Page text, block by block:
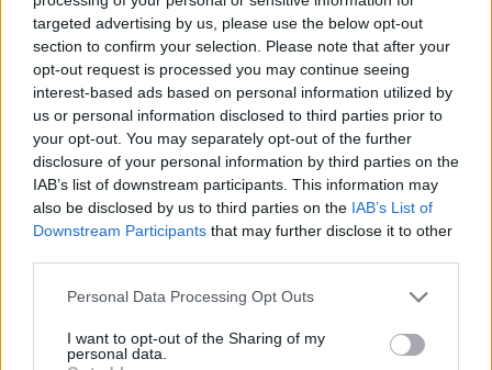
targeted advertising by us, please use the below opt-out
section to confirm your selection. Please note that after your
opt-out request is processed you may continue seeing
interest-based ads based on personal information utilized by
us or personal information disclosed to third parties prior to
your opt-out. You may separately opt-out of the further
disclosure of your personal information by third parties on the
IAB’s list of downstream participants. This information may
also be disclosed by us to third parties on the IAB’s List of
Downstream Participants that may further disclose it to other
Personal Data Processing Opt Outs
I want to opt-out of the Sharing of my
personal data.
Blaumut lidera el cartell musical de les
Festes
31 de juliol de 2026
Caçadors de subvencions
30 de juliol de 2026
Carrega més